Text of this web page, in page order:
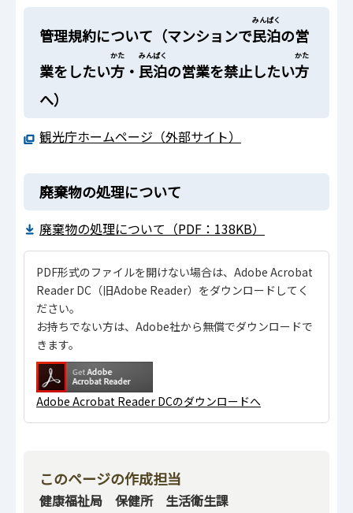
管理規約について（マンションで民泊
みんぱく
の営
業をしたい方
かた
・ 民泊
みんぱく
の営業を禁止したい方
かた
へ）
観光庁ホームページ（外部サイト）
廃棄物の処理について
廃棄物の処理について（PDF：138KB）
PDF形式のファイルを開けない場合は、Adobe Acrobat
Reader DC（旧Adobe Reader）をダウンロードしてく
ださい。
お持ちでない方は、Adobe社から無償でダウンロードで
きます。
Adobe Acrobat Reader DCのダウンロードへ
このページの作成担当
健康福祉局 保健所 生活衛生課